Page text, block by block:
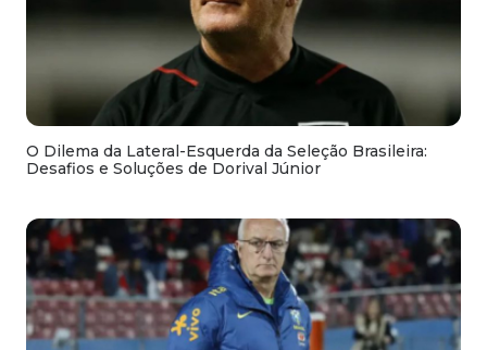
O Dilema da Lateral-Esquerda da Seleção Brasileira:
Desafios e Soluções de Dorival Júnior